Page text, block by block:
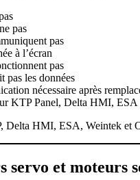
pas
pas
à l’écran
pas
pas les données
nécessaire après
KTP Panel, Delta HMI,
Delta HMI, ESA, Weintek et
servo et moteurs